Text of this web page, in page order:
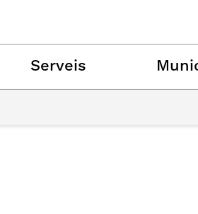
Serveis